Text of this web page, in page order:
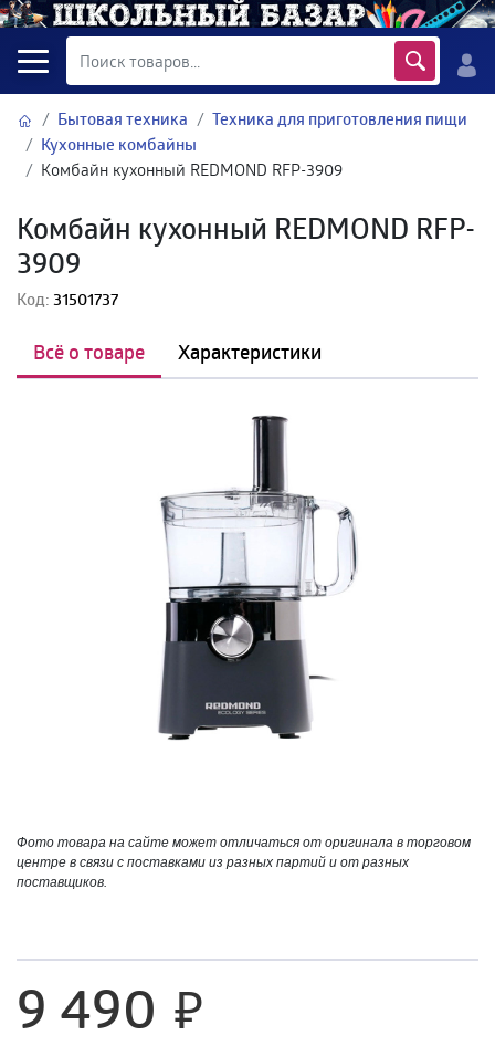
Бытовая техника
Техника для приготовления пищи
Кухонные комбайны
Комбайн кухонный REDMOND RFP-3909
Комбайн кухонный REDMOND RFP-
3909
Код:31501737
Всё о товаре Характеристики
Фото товара на сайте может отличаться от оригинала в торговом
центре в связи с поставками из разных партий и от разных
поставщиков.
9 490